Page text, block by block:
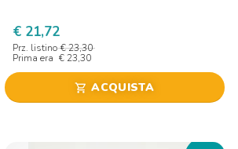
€ 21,72
Prz. listino € 23,30
Prima era € 23,30
shopping_cart ACQUISTA